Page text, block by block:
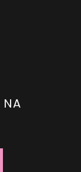
NA